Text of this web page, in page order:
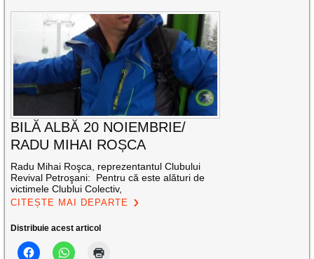
BILĂ ALBĂ 20 NOIEMBRIE/
RADU MIHAI ROȘCA
Radu Mihai Roşca, reprezentantul Clubului
Revival Petroşani: Pentru că este alături de
victimele Clublui Colectiv,
CITEȘTE MAI DEPARTE
Distribuie acest articol